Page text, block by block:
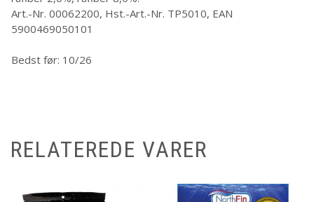
Art.-Nr. 00062200, Hst.-Art.-Nr. TP5010, EAN
5900469050101
Bedst før: 10/26
RELATEREDE VARER